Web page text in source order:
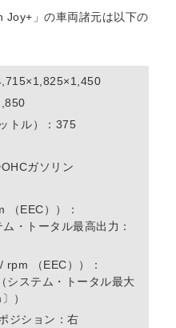
Joy+」の車両諸元は以下の
トル）：375
ガソリン
（EEC））：
・トータル最高出力：
（EEC））：
ステム・トータル最大
）
ジション：右